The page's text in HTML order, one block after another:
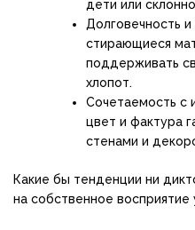
дети или
Долговечность
стирающиеся
поддерживать
хлопот.
Сочетаемость с
цвет и фактура
стенами и
Какие бы тенденции ни
на собственное восприятие